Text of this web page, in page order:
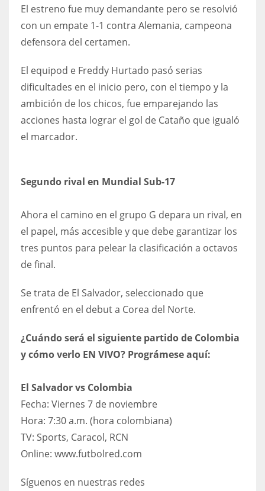
6
DEN
24
NYG
DAL
22
26
El estreno fue muy demandante pero se resolvió
con un empate 1-1 contra Alemania, campeona
defensora del certamen.
El equipod e Freddy Hurtado pasó serias
dificultades en el inicio pero, con el tiempo y la
ambición de los chicos, fue emparejando las
acciones hasta lograr el gol de Cataño que igualó
el marcador.
​Segundo rival en Mundial Sub-17
Ahora el camino en el grupo G depara un rival, en
el papel, más accesible y que debe garantizar los
tres puntos para pelear la clasificación a octavos
de final.
Se trata de El Salvador, seleccionado que
enfrentó en el debut a Corea del Norte.
¿Cuándo será el siguiente partido de Colombia
y cómo verlo EN VIVO? Prográmese aquí:
El Salvador vs Colombia
Fecha: Viernes 7 de noviembre
Hora: 7:30 a.m. (hora colombiana)
​TV: Sports, Caracol, RCN
​Online: www.futbolred.com
Síguenos en nuestras redes